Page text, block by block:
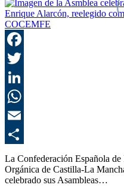
Enrique Alarcón, reelegido
COCEMFE
La Confederación Española
Orgánica de Castilla-La
celebrado sus Asambleas…